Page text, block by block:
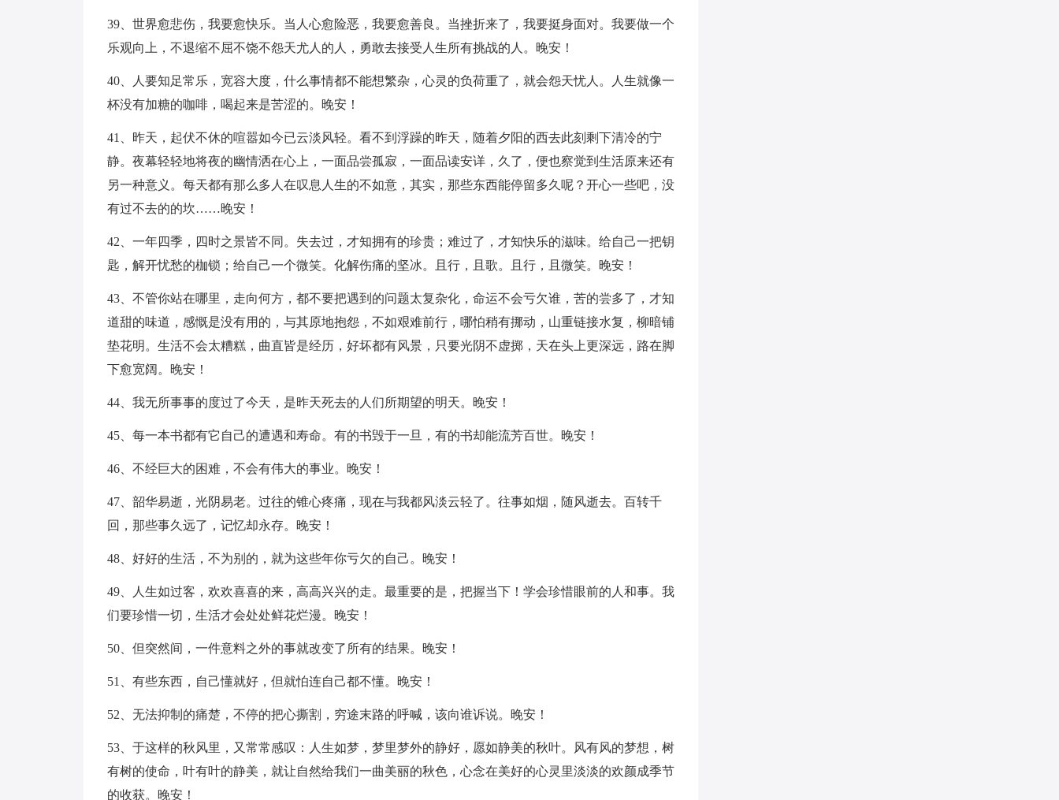
39、世界愈悲伤，我要愈快乐。当人心愈险恶，我要愈善良。当挫折来了，我要挺身面对。我要做一个
乐观向上，不退缩不屈不饶不怨天尤人的人，勇敢去接受人生所有挑战的人。晚安！
40、人要知足常乐，宽容大度，什么事情都不能想繁杂，心灵的负荷重了，就会怨天忧人。人生就像一
杯没有加糖的咖啡，喝起来是苦涩的。晚安！
41、昨天，起伏不休的喧嚣如今已云淡风轻。看不到浮躁的昨天，随着夕阳的西去此刻剩下清冷的宁
静。夜幕轻轻地将夜的幽情洒在心上，一面品尝孤寂，一面品读安详，久了，便也察觉到生活原来还有
另一种意义。每天都有那么多人在叹息人生的不如意，其实，那些东西能停留多久呢？开心一些吧，没
有过不去的的坎……晚安！
42、一年四季，四时之景皆不同。失去过，才知拥有的珍贵；难过了，才知快乐的滋味。给自己一把钥
匙，解开忧愁的枷锁；给自己一个微笑。化解伤痛的坚冰。且行，且歌。且行，且微笑。晚安！
43、不管你站在哪里，走向何方，都不要把遇到的问题太复杂化，命运不会亏欠谁，苦的尝多了，才知
道甜的味道，感慨是没有用的，与其原地抱怨，不如艰难前行，哪怕稍有挪动，山重链接水复，柳暗铺
垫花明。生活不会太糟糕，曲直皆是经历，好坏都有风景，只要光阴不虚掷，天在头上更深远，路在脚
下愈宽阔。晚安！
44、我无所事事的度过了今天，是昨天死去的人们所期望的明天。晚安！
45、每一本书都有它自己的遭遇和寿命。有的书毁于一旦，有的书却能流芳百世。晚安！
46、不经巨大的困难，不会有伟大的事业。晚安！
47、韶华易逝，光阴易老。过往的锥心疼痛，现在与我都风淡云轻了。往事如烟，随风逝去。百转千
回，那些事久远了，记忆却永存。晚安！
48、好好的生活，不为别的，就为这些年你亏欠的自己。晚安！
49、人生如过客，欢欢喜喜的来，高高兴兴的走。最重要的是，把握当下！学会珍惜眼前的人和事。我
们要珍惜一切，生活才会处处鲜花烂漫。晚安！
50、但突然间，一件意料之外的事就改变了所有的结果。晚安！
51、有些东西，自己懂就好，但就怕连自己都不懂。晚安！
52、无法抑制的痛楚，不停的把心撕割，穷途末路的呼喊，该向谁诉说。晚安！
53、于这样的秋风里，又常常感叹：人生如梦，梦里梦外的静好，愿如静美的秋叶。风有风的梦想，树
有树的使命，叶有叶的静美，就让自然给我们一曲美丽的秋色，心念在美好的心灵里淡淡的欢颜成季节
的收获。晚安！